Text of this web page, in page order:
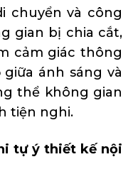
chuyển và công
gian bị chia cắt,
cảm giác thông
ánh sáng và
thể không gian
tiện nghi.
tự ý thiết kế nội